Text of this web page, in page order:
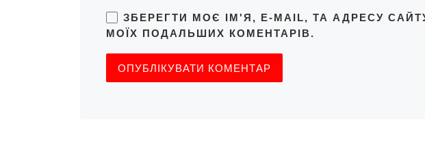
ЗБЕРЕГТИ МОЄ ІМ'Я, E-MAIL, ТА АДРЕСУ
МОЇХ ПОДАЛЬШИХ КОМЕНТАРІВ.